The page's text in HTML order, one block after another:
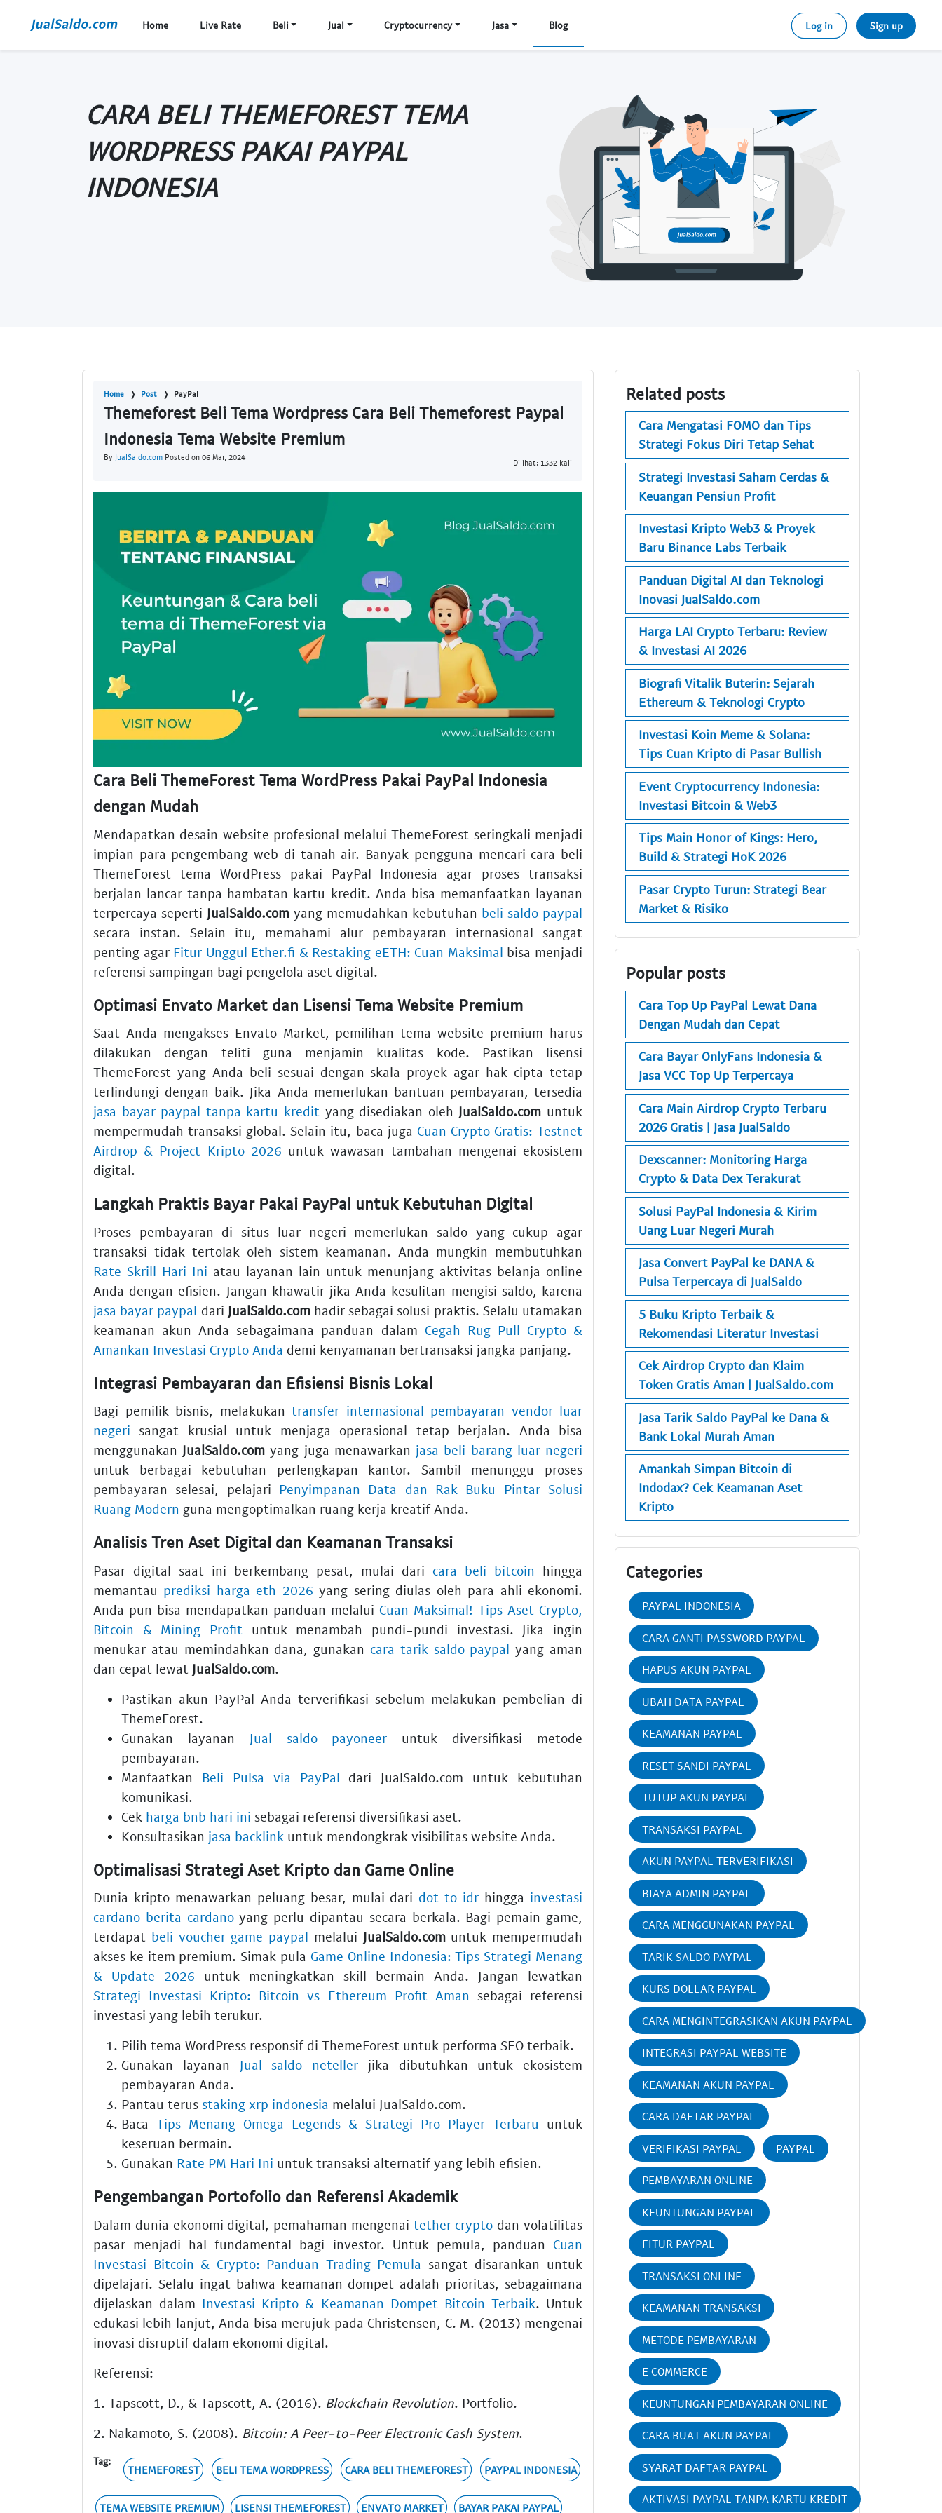
Home Live Rate Beli Jual Cryptocurrency Jasa Blog Log in Sign up
CARA BELI THEMEFOREST TEMA
WORDPRESS PAKAI PAYPAL
INDONESIA
Home Post PayPal
Themeforest Beli Tema Wordpress Cara Beli Themeforest Paypal
Indonesia Tema Website Premium
By JualSaldo.com Posted on 06 Mar, 2024
Dilihat: 1332 kali
Cara Beli ThemeForest Tema WordPress Pakai PayPal Indonesia
dengan Mudah
Mendapatkan desain website profesional melalui ThemeForest seringkali menjadi
impian para pengembang web di tanah air. Banyak pengguna mencari cara beli
ThemeForest tema WordPress pakai PayPal Indonesia agar proses transaksi
berjalan lancar tanpa hambatan kartu kredit. Anda bisa memanfaatkan layanan
terpercaya seperti JualSaldo.com yang memudahkan kebutuhan beli saldo paypal
secara instan. Selain itu, memahami alur pembayaran internasional sangat
penting agar Fitur Unggul Ether.fi & Restaking eETH: Cuan Maksimal bisa menjadi
referensi sampingan bagi pengelola aset digital.
Optimasi Envato Market dan Lisensi Tema Website Premium
Saat Anda mengakses Envato Market, pemilihan tema website premium harus
dilakukan dengan teliti guna menjamin kualitas kode. Pastikan lisensi
ThemeForest yang Anda beli sesuai dengan skala proyek agar hak cipta tetap
terlindungi dengan baik. Jika Anda memerlukan bantuan pembayaran, tersedia
jasa bayar paypal tanpa kartu kredit yang disediakan oleh JualSaldo.com untuk
mempermudah transaksi global. Selain itu, baca juga Cuan Crypto Gratis: Testnet
Airdrop & Project Kripto 2026 untuk wawasan tambahan mengenai ekosistem
digital.
Langkah Praktis Bayar Pakai PayPal untuk Kebutuhan Digital
Proses pembayaran di situs luar negeri memerlukan saldo yang cukup agar
transaksi tidak tertolak oleh sistem keamanan. Anda mungkin membutuhkan
Rate Skrill Hari Ini atau layanan lain untuk menunjang aktivitas belanja online
Anda dengan efisien. Jangan khawatir jika Anda kesulitan mengisi saldo, karena
jasa bayar paypal dari JualSaldo.comhadir sebagai solusi praktis. Selalu utamakan
keamanan akun Anda sebagaimana panduan dalam Cegah Rug Pull Crypto &
Amankan Investasi Crypto Anda demi kenyamanan bertransaksi jangka panjang.
Integrasi Pembayaran dan Efisiensi Bisnis Lokal
Bagi pemilik bisnis, melakukan transfer internasional pembayaran vendor luar
negeri sangat krusial untuk menjaga operasional tetap berjalan. Anda bisa
menggunakan JualSaldo.com yang juga menawarkan jasa beli barang luar negeri
untuk berbagai kebutuhan perlengkapan kantor. Sambil menunggu proses
pembayaran selesai, pelajari Penyimpanan Data dan Rak Buku Pintar Solusi
Ruang Modern guna mengoptimalkan ruang kerja kreatif Anda.
Analisis Tren Aset Digital dan Keamanan Transaksi
Pasar digital saat ini berkembang pesat, mulai dari cara beli bitcoin hingga
memantau prediksi harga eth 2026 yang sering diulas oleh para ahli ekonomi.
Anda pun bisa mendapatkan panduan melalui Cuan Maksimal! Tips Aset Crypto,
Bitcoin & Mining Profit untuk menambah pundi-pundi investasi. Jika ingin
menukar atau memindahkan dana, gunakan cara tarik saldo paypal yang aman
dan cepat lewat JualSaldo.com.
Pastikan akun PayPal Anda terverifikasi sebelum melakukan pembelian di
ThemeForest.
Gunakan layanan Jual saldo payoneer untuk diversifikasi metode
pembayaran.
Manfaatkan Beli Pulsa via PayPal dari JualSaldo.com untuk kebutuhan
komunikasi.
Cek harga bnb hari ini sebagai referensi diversifikasi aset.
Konsultasikan jasa backlink untuk mendongkrak visibilitas website Anda.
Optimalisasi Strategi Aset Kripto dan Game Online
Dunia kripto menawarkan peluang besar, mulai dari dot to idr hingga investasi
cardano berita cardanoyang perlu dipantau secara berkala. Bagi pemain game,
terdapat beli voucher game paypal melalui JualSaldo.comuntuk mempermudah
akses ke item premium. Simak pula Game Online Indonesia: Tips Strategi Menang
& Update 2026 untuk meningkatkan skill bermain Anda. Jangan lewatkan
Strategi Investasi Kripto: Bitcoin vs Ethereum Profit Aman sebagai referensi
investasi yang lebih terukur.
Pilih tema WordPress responsif di ThemeForest untuk performa SEO terbaik.
Gunakan layanan Jual saldo neteller jika dibutuhkan untuk ekosistem
pembayaran Anda.
Pantau terus staking xrp indonesia melalui JualSaldo.com.
Baca Tips Menang Omega Legends & Strategi Pro Player Terbaru untuk
keseruan bermain.
Gunakan Rate PM Hari Ini untuk transaksi alternatif yang lebih efisien.
Pengembangan Portofolio dan Referensi Akademik
Dalam dunia ekonomi digital, pemahaman mengenai tether crypto dan volatilitas
pasar menjadi hal fundamental bagi investor. Untuk pemula, panduan Cuan
Investasi Bitcoin & Crypto: Panduan Trading Pemula sangat disarankan untuk
dipelajari. Selalu ingat bahwa keamanan dompet adalah prioritas, sebagaimana
dijelaskan dalam Investasi Kripto & Keamanan Dompet Bitcoin Terbaik. Untuk
edukasi lebih lanjut, Anda bisa merujuk pada Christensen, C. M. (2013) mengenai
inovasi disruptif dalam ekonomi digital.
Referensi:
1. Tapscott, D., & Tapscott, A. (2016). Blockchain Revolution. Portfolio.
2. Nakamoto, S. (2008). Bitcoin: A Peer-to-Peer Electronic Cash System.
Tag:
THEMEFOREST BELI TEMA WORDPRESS CARA BELI THEMEFOREST PAYPAL INDONESIA
TEMA WEBSITE PREMIUM LISENSI THEMEFOREST ENVATO MARKET BAYAR PAKAI PAYPAL
Related posts
Cara Mengatasi FOMO dan Tips
Strategi Fokus Diri Tetap Sehat
Strategi Investasi Saham Cerdas &
Keuangan Pensiun Profit
Investasi Kripto Web3 & Proyek
Baru Binance Labs Terbaik
Panduan Digital AI dan Teknologi
Inovasi JualSaldo.com
Harga LAI Crypto Terbaru: Review
& Investasi AI 2026
Biografi Vitalik Buterin: Sejarah
Ethereum & Teknologi Crypto
Investasi Koin Meme & Solana:
Tips Cuan Kripto di Pasar Bullish
Event Cryptocurrency Indonesia:
Investasi Bitcoin & Web3
Tips Main Honor of Kings: Hero,
Build & Strategi HoK 2026
Pasar Crypto Turun: Strategi Bear
Market & Risiko
Popular posts
Cara Top Up PayPal Lewat Dana
Dengan Mudah dan Cepat
Cara Bayar OnlyFans Indonesia &
Jasa VCC Top Up Terpercaya
Cara Main Airdrop Crypto Terbaru
2026 Gratis | Jasa JualSaldo
Dexscanner: Monitoring Harga
Crypto & Data Dex Terakurat
Solusi PayPal Indonesia & Kirim
Uang Luar Negeri Murah
Jasa Convert PayPal ke DANA &
Pulsa Terpercaya di JualSaldo
5 Buku Kripto Terbaik &
Rekomendasi Literatur Investasi
Cek Airdrop Crypto dan Klaim
Token Gratis Aman | JualSaldo.com
Jasa Tarik Saldo PayPal ke Dana &
Bank Lokal Murah Aman
Amankah Simpan Bitcoin di
Indodax? Cek Keamanan Aset
Kripto
Categories
PAYPAL INDONESIA
CARA GANTI PASSWORD PAYPAL
HAPUS AKUN PAYPAL
UBAH DATA PAYPAL
KEAMANAN PAYPAL
RESET SANDI PAYPAL
TUTUP AKUN PAYPAL
TRANSAKSI PAYPAL
AKUN PAYPAL TERVERIFIKASI
BIAYA ADMIN PAYPAL
CARA MENGGUNAKAN PAYPAL
TARIK SALDO PAYPAL
KURS DOLLAR PAYPAL
CARA MENGINTEGRASIKAN AKUN PAYPAL
INTEGRASI PAYPAL WEBSITE
KEAMANAN AKUN PAYPAL
CARA DAFTAR PAYPAL
VERIFIKASI PAYPAL PAYPAL
PEMBAYARAN ONLINE
KEUNTUNGAN PAYPAL
FITUR PAYPAL
TRANSAKSI ONLINE
KEAMANAN TRANSAKSI
METODE PEMBAYARAN
E COMMERCE
KEUNTUNGAN PEMBAYARAN ONLINE
CARA BUAT AKUN PAYPAL
SYARAT DAFTAR PAYPAL
AKTIVASI PAYPAL TANPA KARTU KREDIT